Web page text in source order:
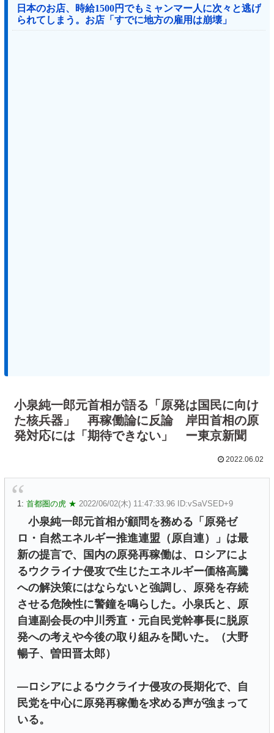
日本のお店、時給1500円でもミャンマー人に次々と逃げ
られてしまう。お店「すでに地方の雇用は崩壊」
小泉純一郎元首相が語る「原発は国民に向け
た核兵器」 再稼働論に反論 岸田首相の原
発対応には「期待できない」 ー東京新聞
2022.06.02
1: 首都圏の虎 ★ 2022/06/02(木) 11:47:33.96 ID:vSaVSED+9
小泉純一郎元首相が顧問を務める「原発ゼ
ロ・自然エネルギー推進連盟（原自連）」は最
新の提言で、国内の原発再稼働は、ロシアによ
るウクライナ侵攻で生じたエネルギー価格高騰
への解決策にはならないと強調し、原発を存続
させる危険性に警鐘を鳴らした。小泉氏と、原
自連副会長の中川秀直・元自民党幹事長に脱原
発への考えや今後の取り組みを聞いた。（大野
暢子、曽田晋太郎）
―ロシアによるウクライナ侵攻の長期化で、自
民党を中心に原発再稼働を求める声が強まって
いる。